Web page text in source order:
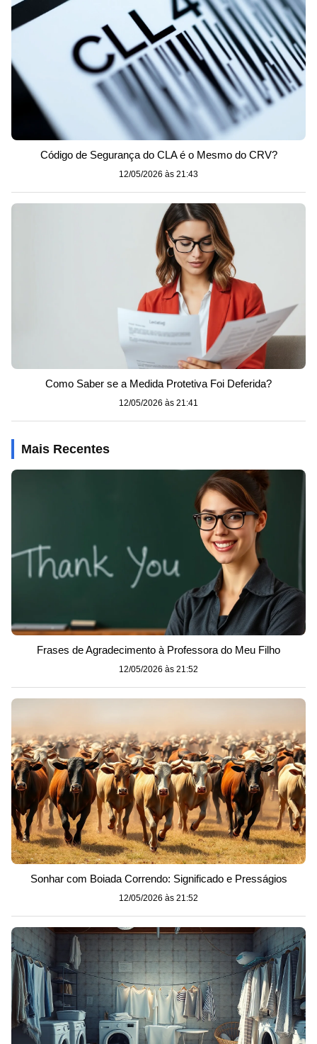
Código de Segurança do CLA é o Mesmo do CRV?
12/05/2026 às 21:43
Como Saber se a Medida Protetiva Foi Deferida?
12/05/2026 às 21:41
Mais Recentes
Frases de Agradecimento à Professora do Meu Filho
12/05/2026 às 21:52
Sonhar com Boiada Correndo: Significado e Presságios
12/05/2026 às 21:52